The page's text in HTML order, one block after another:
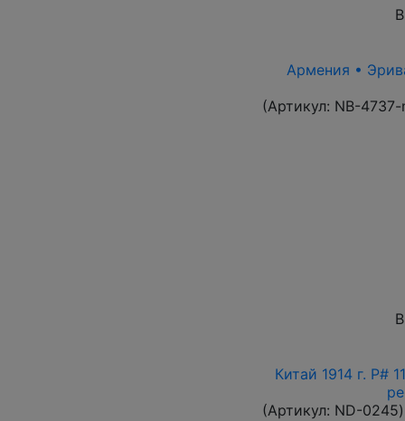
Армения •
(Артикул: NB-4737-
Китай 1914 г. P#
(Артикул: ND-0245)